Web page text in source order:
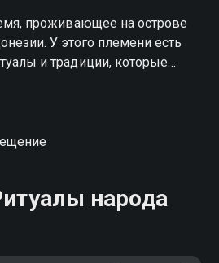
проживающее на острове
У этого племени есть
и традиции, которые
их культуре и общественной
народа